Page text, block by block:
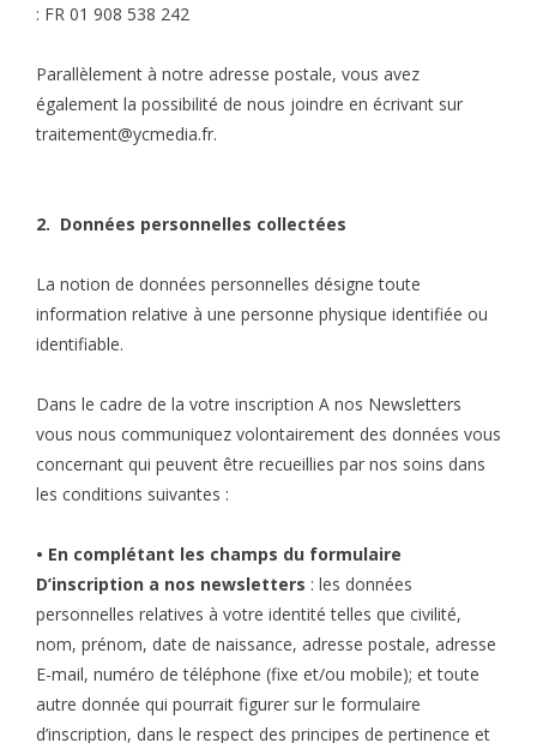
: FR 01 908 538 242
Parallèlement à notre adresse postale, vous avez
également la possibilité de nous joindre en écrivant sur
traitement@ycmedia.fr.
2. Données personnelles collectées
La notion de données personnelles désigne toute
information relative à une personne physique identifiée ou
identifiable.
Dans le cadre de la votre inscription A nos Newsletters
vous nous communiquez volontairement des données vous
concernant qui peuvent être recueillies par nos soins dans
les conditions suivantes :
• En complétant les champs du formulaire
D’inscription a nos newsletters : les données
personnelles relatives à votre identité telles que civilité,
nom, prénom, date de naissance, adresse postale, adresse
E-mail, numéro de téléphone (fixe et/ou mobile); et toute
autre donnée qui pourrait figurer sur le formulaire
d’inscription, dans le respect des principes de pertinence et